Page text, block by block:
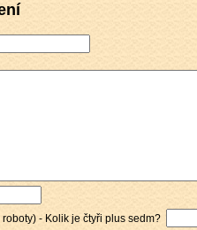
- Kolik je čtyři plus sedm?